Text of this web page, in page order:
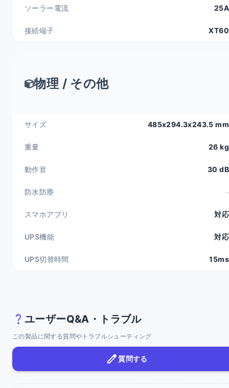
ソーラー電流 25A
接続端子 XT60
物理 / その他
サイズ 485x294.3x243.5 mm
重量 26 kg
動作音 30 dB
防水防塵 -
スマホアプリ 対応
UPS機能 対応
UPS切替時間 15ms
question_mark ユーザーQ&A・トラブル
この製品に関する質問やトラブルシューティング
edit質問する